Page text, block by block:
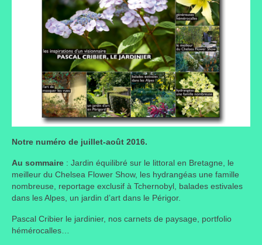
Desserts
Boissons
Autres
Infos pratiques
Règlement Intérieur – Statuts et cotisation JPL
2016/17
Où trouver le local de JPL ?
Qui sommes-nous ?
Annonces
Notre numéro de juillet-août 2016.
Au sommaire : Jardin équilibré sur le littoral en Bretagne, le
meilleur du Chelsea Flower Show, les hydrangéas une famille
nombreuse, reportage exclusif à Tchernobyl, balades estivales
dans les Alpes, un jardin d’art dans le Périgor.
Pascal Cribier le jardinier, nos carnets de paysage, portfolio
hémérocalles…